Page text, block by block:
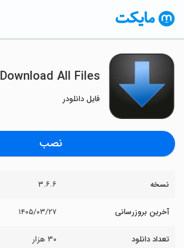
Download All Files
فایل دانلودر
نصب
نسخه ۳.۶.۶
آخرین بروزرسانی ۱۴۰۵/۰۳/۲۷
تعداد دانلود ۳۰ هزار